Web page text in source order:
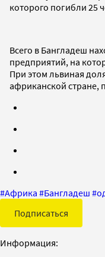
которого погибли 25
Всего в Бангладеш
предприятий, на
При этом львиная
африканской стране,
#Африка #Бангладеш #
Подписаться
Информация: